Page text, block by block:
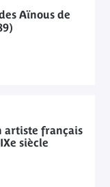
Aïnous de
artiste français
siècle